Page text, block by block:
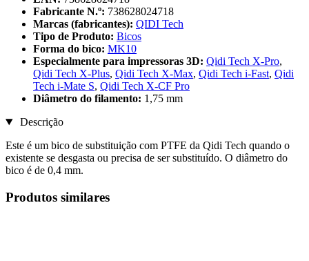
Fabricante N.º: 738628024718
Marcas (fabricantes): QIDI Tech
Tipo de Produto: Bicos
Forma do bico: MK10
Especialmente para impressoras 3D: Qidi Tech X-Pro,
Qidi Tech X-Plus, Qidi Tech X-Max, Qidi Tech i-Fast, Qidi
Tech i-Mate S, Qidi Tech X-CF Pro
Diâmetro do filamento: 1,75 mm
Descrição
Este é um bico de substituição com PTFE da Qidi Tech quando o
existente se desgasta ou precisa de ser substituído. O diâmetro do
bico é de 0,4 mm.
Produtos similares